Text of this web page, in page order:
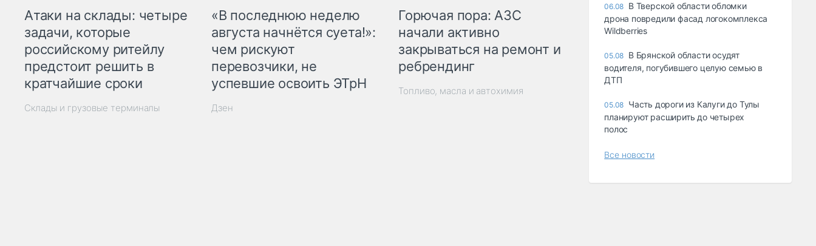
Атаки на склады: четыре
задачи, которые
российскому ритейлу
предстоит решить в
кратчайшие сроки
Склады и грузовые терминалы
«В последнюю неделю
августа начнётся суета!»:
чем рискуют
перевозчики, не
успевшие освоить ЭТрН
Дзен
Горючая пора: АЗС
начали активно
закрываться на ремонт и
ребрендинг
Топливо, масла и автохимия
06.08 В Тверской области обломки
дрона повредили фасад логокомплекса
Wildberries
05.08 В Брянской области осудят
водителя, погубившего целую семью в
ДТП
05.08 Часть дороги из Калуги до Тулы
планируют расширить до четырех
полос
Все новости